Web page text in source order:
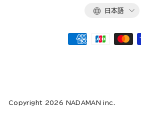
言
日本語
Copyright 2026 NADAMAN inc.